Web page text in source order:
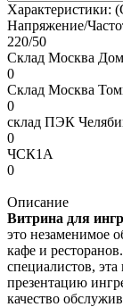
Характеристики:
Напряжение/
220/50
Склад Москва
0
Склад Москва
0
склад ПЭК
0
ЧСК1А
0
Описание
Витрина для
это незаменимое
кафе и
специалистов,
презентацию
качество